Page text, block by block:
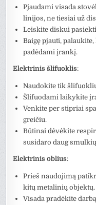
Pjaudami visada
linijos, ne tiesiai už
Leiskite diskui
Baigę pjauti,
padėdami įrankį.
Elektrinis šlifuoklis:
Naudokite tik
Šlifuodami laikykite
Venkite per stipriai
greičiu.
Būtinai dėvėkite
susidaro daug
Elektrinis oblius:
Prieš naudojimą
kitų metalinių objektų.
Visada pradėkite